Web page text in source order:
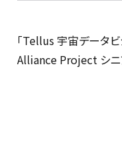
「Tellus 宇宙データビ
Alliance Project シニ